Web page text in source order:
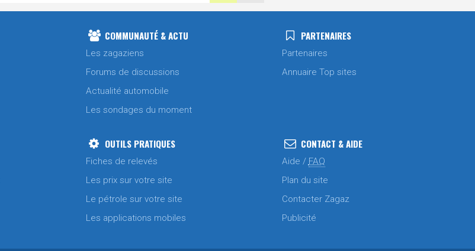
COMMUNAUTÉ & ACTU
Les zagaziens
Forums de discussions
Actualité automobile
Les sondages du moment
PARTENAIRES
Partenaires
Annuaire Top sites
OUTILS PRATIQUES
Fiches de relevés
Les prix sur votre site
Le pétrole sur votre site
Les applications mobiles
CONTACT & AIDE
Aide / FAQ
Plan du site
Contacter Zagaz
Publicité